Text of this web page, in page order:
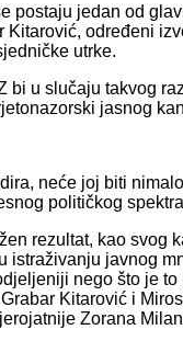
postaju jedan od
određeni
utrke.
bi u slučaju takvog
jasnog
neće joj biti
političkog
rezultat, kao svog
javnog
nego što je
Kitarović i
Zorana